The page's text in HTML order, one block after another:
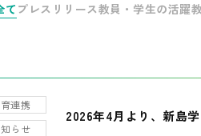
て プレスリリース教員・学生の活躍
連携
らせ
2026年4月より、新島